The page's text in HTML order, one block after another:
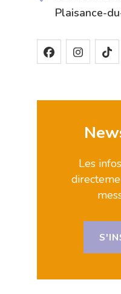
Plaisance-
Les